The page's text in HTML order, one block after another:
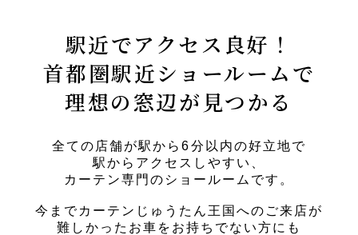
駅近でアクセス良好！
首都圏駅近ショールームで
理想の窓辺が見つかる
全ての店舗が駅から6分以内の好立地で
駅からアクセスしやすい、
カーテン専門のショールームです。
今までカーテンじゅうたん王国へのご来店が
難しかったお車をお持ちでない方にも